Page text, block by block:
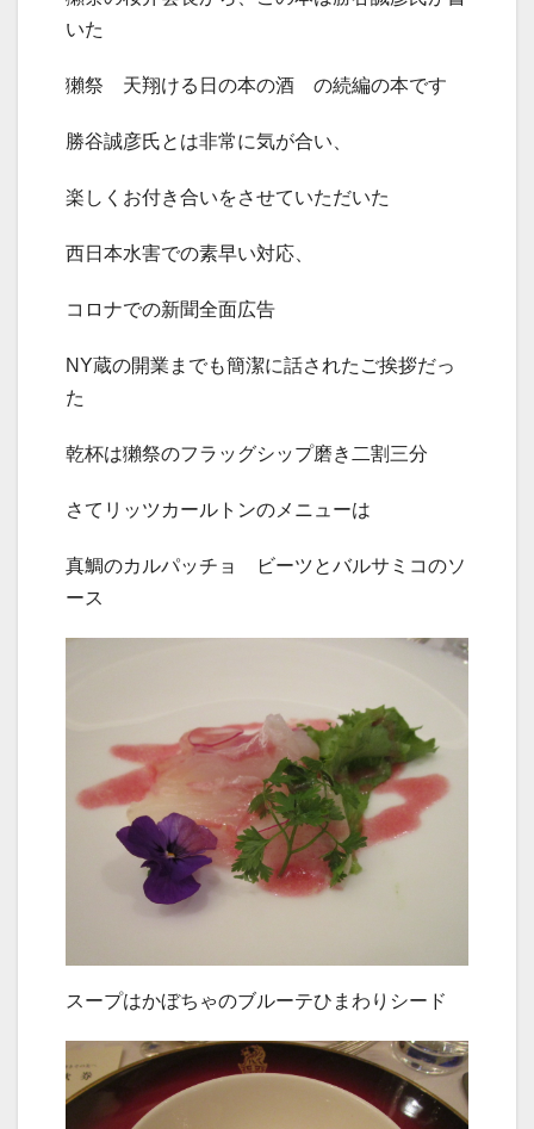
いた
獺祭 天翔ける日の本の酒 の続編の本です
勝谷誠彦氏とは非常に気が合い、
楽しくお付き合いをさせていただいた
西日本水害での素早い対応、
コロナでの新聞全面広告
NY蔵の開業までも簡潔に話されたご挨拶だっ
た
乾杯は獺祭のフラッグシップ磨き二割三分
さてリッツカールトンのメニューは
真鯛のカルパッチョ ビーツとバルサミコのソ
ース
スープはかぼちゃのブルーテひまわりシード